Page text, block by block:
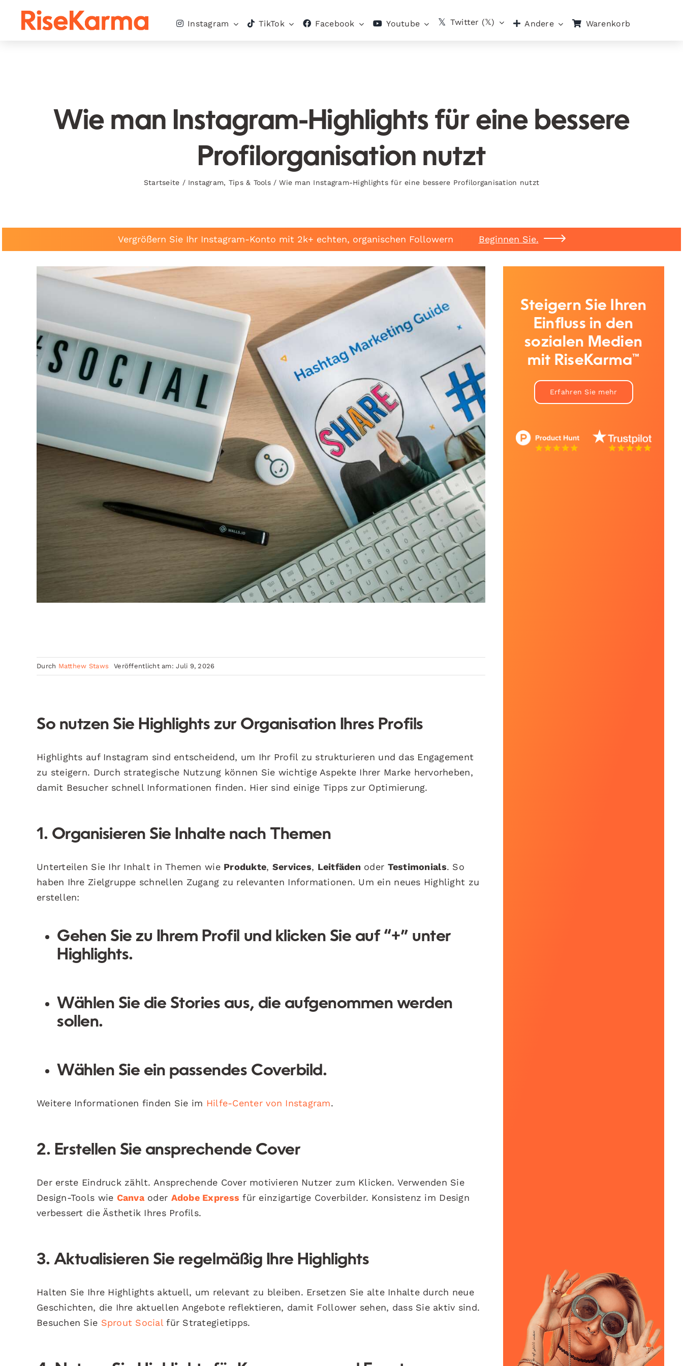
Instagram TikTok Facebook Youtube Twitter (𝕏) Andere Warenkorb
Wie man Instagram-Highlights für eine bessere
Profilorganisation nutzt
Startseite / Instagram, Tips & Tools / Wie man Instagram-Highlights für eine bessere Profilorganisation nutzt
Vergrößern Sie Ihr Instagram-Konto mit 2k+ echten, organischen Followern Beginnen Sie.
Durch Matthew Staws Veröffentlicht am: Juli 9, 2026
So nutzen Sie Highlights zur Organisation Ihres Profils
Highlights auf Instagram sind entscheidend, um Ihr Profil zu strukturieren und das Engagement
zu steigern. Durch strategische Nutzung können Sie wichtige Aspekte Ihrer Marke hervorheben,
damit Besucher schnell Informationen finden. Hier sind einige Tipps zur Optimierung.
1. Organisieren Sie Inhalte nach Themen
Unterteilen Sie Ihr Inhalt in Themen wie Produkte, Services, Leitfäden oder Testimonials. So
haben Ihre Zielgruppe schnellen Zugang zu relevanten Informationen. Um ein neues Highlight zu
erstellen:
Gehen Sie zu Ihrem Profil und klicken Sie auf “+” unter
Highlights.
Wählen Sie die Stories aus, die aufgenommen werden
sollen.
Wählen Sie ein passendes Coverbild.
Weitere Informationen finden Sie im Hilfe-Center von Instagram.
2. Erstellen Sie ansprechende Cover
Der erste Eindruck zählt. Ansprechende Cover motivieren Nutzer zum Klicken. Verwenden Sie
Design-Tools wie Canvaoder Adobe Express für einzigartige Coverbilder. Konsistenz im Design
verbessert die Ästhetik Ihres Profils.
3. Aktualisieren Sie regelmäßig Ihre Highlights
Halten Sie Ihre Highlights aktuell, um relevant zu bleiben. Ersetzen Sie alte Inhalte durch neue
Geschichten, die Ihre aktuellen Angebote reflektieren, damit Follower sehen, dass Sie aktiv sind.
Besuchen Sie Sprout Social für Strategietipps.
Steigern Sie Ihren
Einfluss in den
sozialen Medien
mit RiseKarma™
Erfahren Sie mehr